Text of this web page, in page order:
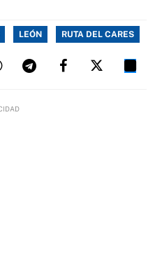
LEÓN RUTA DEL CARES